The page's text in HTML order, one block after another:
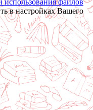
в настройках Вашего